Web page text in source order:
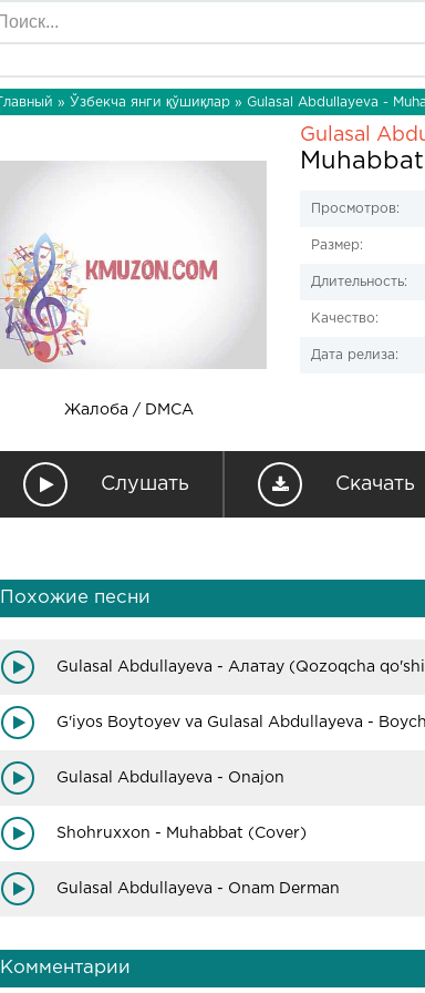
Главный » Ўзбекча янги қўшиқлар » Gulasal Abdullayeva -
Жалоба / DMCA
Gulasal
Просмотров:
Размер:
Длительность:
Качество:
Дата релиза:
Слушать Скачать
Похожие песни
Gulasal Abdullayeva - Алатау (Qozoqcha
G'iyos Boytoyev va Gulasal Abdullayeva -
Gulasal Abdullayeva - Onajon
Shohruxxon - Muhabbat (Cover)
Gulasal Abdullayeva - Onam Derman
Комментарии